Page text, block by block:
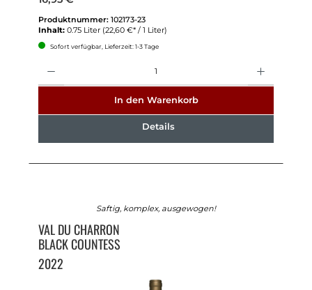
Produktnummer: 102173-23
Inhalt: 0.75 Liter (22,60 €* / 1 Liter)
Sofort verfügbar, Lieferzeit: 1-3 Tage
In den Warenkorb
Details
Saftig, komplex, ausgewogen!
VAL DU CHARRON
BLACK COUNTESS
2022